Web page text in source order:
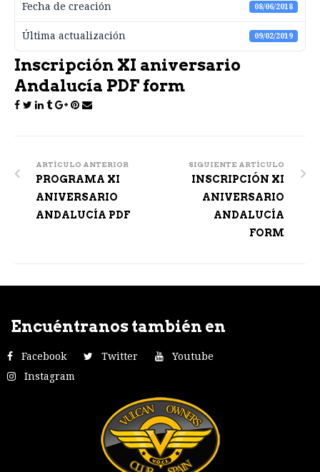
Fecha de creación 08/06/2018
Última actualización 09/02/2019
Inscripción XI aniversario
Andalucía PDF form
navigation
ARTÍCULO ANTERIOR
PROGRAMA XI
ANIVERSARIO
ANDALUCÍA PDF
SIGUIENTE ARTÍCULO
INSCRIPCIÓN XI
ANIVERSARIO
ANDALUCÍA
FORM
Encuéntranos también en
Facebook Twitter
Youtube
Instagram